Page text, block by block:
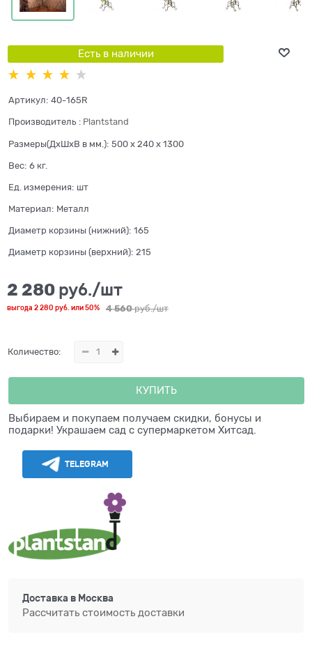
Есть в наличии
Артикул: 40-165R
Производитель : Plantstand
Размеры(ДхШхВ в мм.): 500 x 240 x 1300
Вес: 6 кг.
Ед. измерения: шт
Материал: Металл
Диаметр корзины (нижний): 165
Диаметр корзины (верхний): 215
4 560 руб./шт
2 280 руб./шт
выгода 2 280 руб. или50%
Количество:
КУПИТЬ
Выбираем и покупаем получаем скидки, бонусы и
подарки! Украшаем сад с супермаркетом Хитсад.
TELEGRAM
Доставка в Москва
Рассчитать стоимость доставки